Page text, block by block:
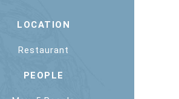
LOCATION
Restaurant
PEOPLE